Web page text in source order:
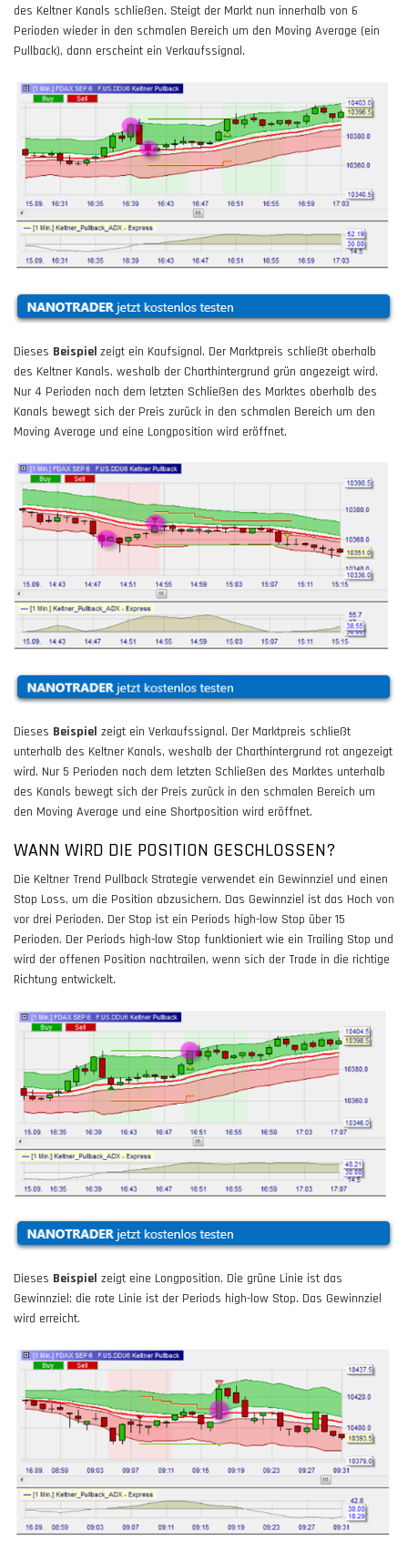
des Keltner Kanals schließen. Steigt der Markt nun innerhalb von 6
Perioden wieder in den schmalen Bereich um den Moving Average (ein
Pullback), dann erscheint ein Verkaufssignal.
Dieses Beispiel zeigt ein Kaufsignal. Der Marktpreis schließt oberhalb
des Keltner Kanals, weshalb der Charthintergrund grün angezeigt wird.
Nur 4 Perioden nach dem letzten Schließen des Marktes oberhalb des
Kanals bewegt sich der Preis zurück in den schmalen Bereich um den
Moving Average und eine Longposition wird eröffnet.
Dieses Beispiel zeigt ein Verkaufssignal. Der Marktpreis schließt
unterhalb des Keltner Kanals, weshalb der Charthintergrund rot angezeigt
wird. Nur 5 Perioden nach dem letzten Schließen des Marktes unterhalb
des Kanals bewegt sich der Preis zurück in den schmalen Bereich um
den Moving Average und eine Shortposition wird eröffnet.
WANN WIRD DIE POSITION GESCHLOSSEN?
Die Keltner Trend Pullback Strategie verwendet ein Gewinnziel und einen
Stop Loss, um die Position abzusichern. Das Gewinnziel ist das Hoch von
vor drei Perioden. Der Stop ist ein Periods high-low Stop über 15
Perioden. Der Periods high-low Stop funktioniert wie ein Trailing Stop und
wird der offenen Position nachtrailen, wenn sich der Trade in die richtige
Richtung entwickelt.
Dieses Beispiel zeigt eine Longposition. Die grüne Linie ist das
Gewinnziel; die rote Linie ist der Periods high-low Stop. Das Gewinnziel
wird erreicht.